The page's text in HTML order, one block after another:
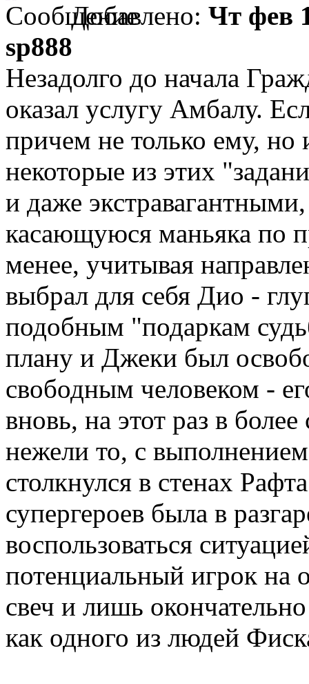
Добавлено: Чт фев
sp888
Незадолго до начала
оказал услугу Амбалу.
причем не только ему,
некоторые из этих
и даже
касающуюся маньяка по
менее, учитывая
выбрал для себя Дио -
подобным "подаркам
плану и Джеки был
свободным человеком -
вновь, на этот раз в
нежели то, с
столкнулся в стенах
супергероев была в
воспользоваться
потенциальный игрок на
свеч и лишь
как одного из людей